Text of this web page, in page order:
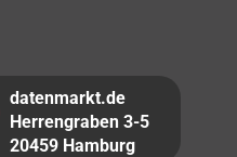
datenmarkt.de
Herrengraben 3-5
20459 Hamburg